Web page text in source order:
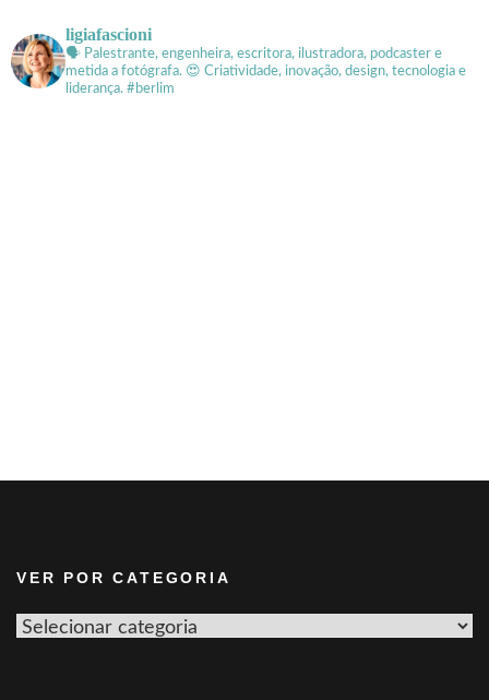
ligiafascioni
🗣 Palestrante, engenheira, escritora, ilustradora, podcaster e
metida a fotógrafa. 😍 Criatividade, inovação, design, tecnologia e
liderança. #berlim
VER POR CATEGORIA
Ver